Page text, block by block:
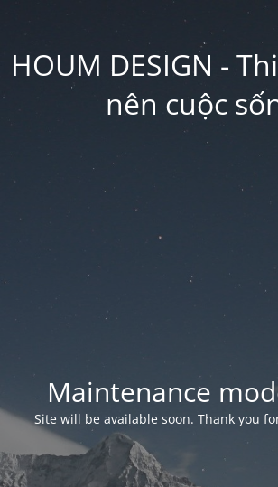
HOUM DESIGN -
nên cuộc
Maintenance
Site will be available soon. Thank you